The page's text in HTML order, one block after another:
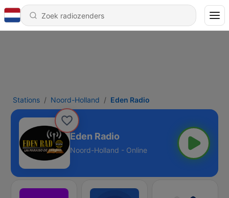
Stations Noord-Holland Eden Radio
Eden Radio
Noord-Holland - Online